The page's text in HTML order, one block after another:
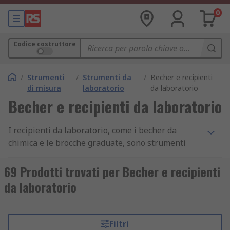
0
Codice costruttore
/ Strumenti
di misura
/ Strumenti da
laboratorio
/ Becher e recipienti
da laboratorio
Becher e recipienti da laboratorio
I recipienti da laboratorio, come i becher da
chimica e le brocche graduate, sono strumenti
e in altri ambiti scientifici. Questi contenitori
vengono utilizzati per l'agitazione, la
miscelazione, la misurazione e il riscaldamento di
recipienti da laboratorio come i becher da
69 Prodotti trovati per Becher e recipienti
da laboratorio
Filtri